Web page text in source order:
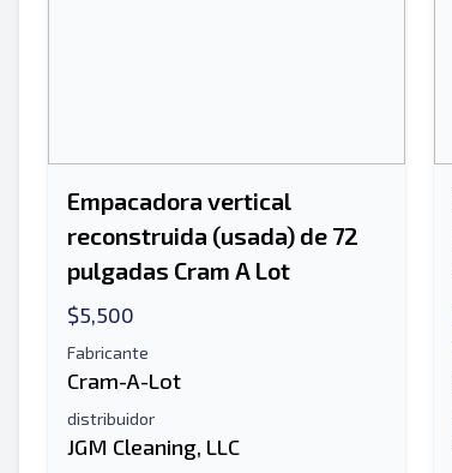
Empacadora vertical
reconstruida (usada) de 72
pulgadas Cram A Lot
$5,500
Fabricante
Cram-A-Lot
distribuidor
JGM Cleaning, LLC